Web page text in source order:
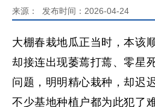
来源： 发布时间：2026-04-24
大棚春栽地瓜正当时，本该
却接连出现萎蔫打蔫、零星
问题，明明精心栽种，却迟
不少基地种植户都为此犯了难